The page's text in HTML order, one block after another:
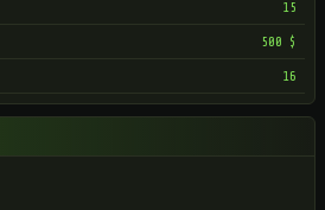
15
500 $
16